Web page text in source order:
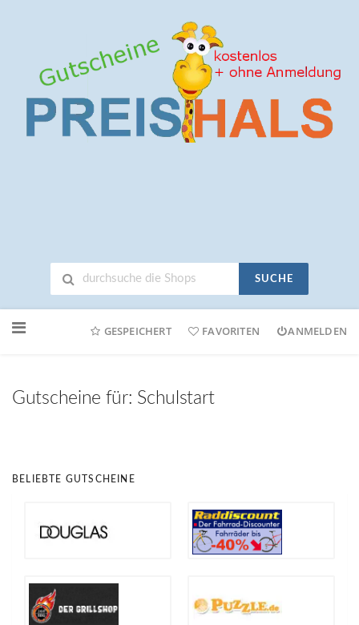
SUCHE
Online-
GESPEICHERT FAVORITEN ANMELDEN
Gutscheine für: Schulstart
BELIEBTE GUTSCHEINE